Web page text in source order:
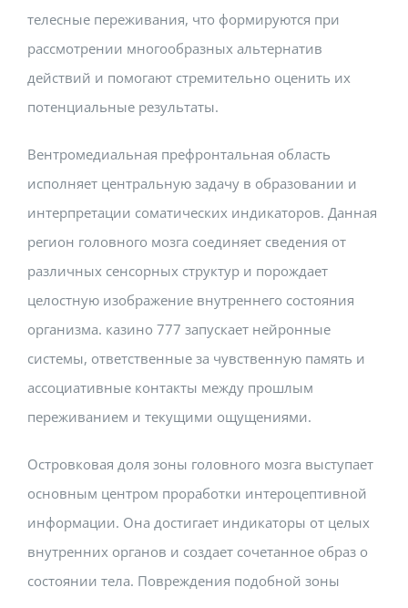
телесные переживания, что формируются при
рассмотрении многообразных альтернатив
действий и помогают стремительно оценить их
потенциальные результаты.
Вентромедиальная префронтальная область
исполняет центральную задачу в образовании и
интерпретации соматических индикаторов. Данная
регион головного мозга соединяет сведения от
различных сенсорных структур и порождает
целостную изображение внутреннего состояния
организма. казино 777 запускает нейронные
системы, ответственные за чувственную память и
ассоциативные контакты между прошлым
переживанием и текущими ощущениями.
Островковая доля зоны головного мозга выступает
основным центром проработки интероцептивной
информации. Она достигает индикаторы от целых
внутренних органов и создает сочетанное образ о
состоянии тела. Повреждения подобной зоны